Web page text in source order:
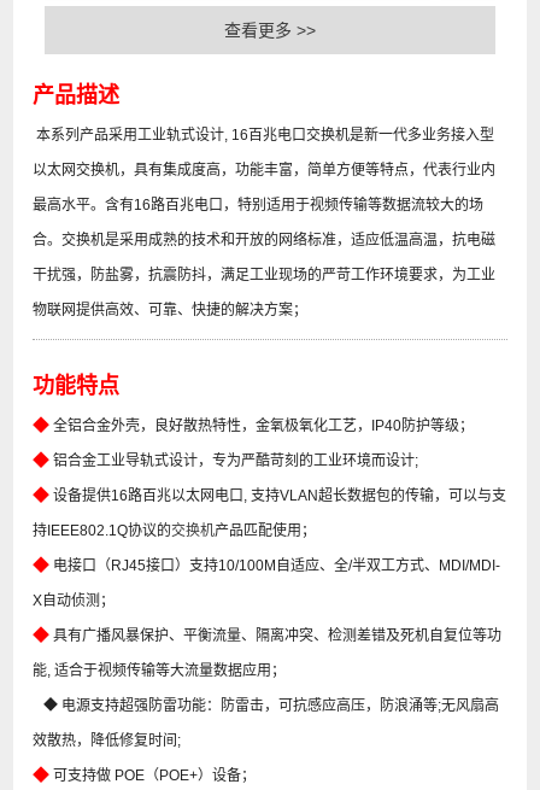
查看更多 >>
产品描述
本系列产品采用工业轨式设计, 16百兆电口交换机是新一代多业务接入型
以太网交换机，具有集成度高，功能丰富，简单方便等特点，代表行业内
最高水平。含有16路百兆电口，特别适用于视频传输等数据流较大的场
合。交换机是采用成熟的技术和开放的网络标准，适应低温高温，抗电磁
干扰强，防盐雾，抗震防抖，满足工业现场的严苛工作环境要求，为工业
物联网提供高效、可靠、快捷的解决方案；
功能特点
◆ 全铝合金外壳，良好散热特性，金氧极氧化工艺，IP40防护等级；
◆ 铝合金工业导轨式设计，专为严酷苛刻的工业环境而设计;
◆ 设备提供16路百兆以太网电口, 支持VLAN超长数据包的传输，可以与支
持IEEE802.1Q协议的交换机产品匹配使用；
◆ 电接口（RJ45接口）支持10/100M自适应、全/半双工方式、MDI/MDI-
X自动侦测；
◆ 具有广播风暴保护、平衡流量、隔离冲突、检测差错及死机自复位等功
能, 适合于视频传输等大流量数据应用；
◆ 电源支持超强防雷功能：防雷击，可抗感应高压，防浪涌等;无风扇高
效散热，降低修复时间;
◆ 可支持做 POE（POE+）设备；